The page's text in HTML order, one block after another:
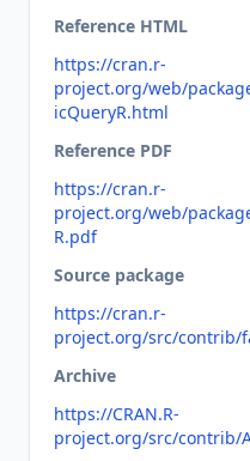
Reference HTML
https://cran.r-
project.org/web/
icQueryR.html
Reference PDF
https://cran.r-
project.org/web/
R.pdf
Source package
https://cran.r-
project.org/src/contrib/
Archive
https://CRAN.R-
project.org/src/contrib/